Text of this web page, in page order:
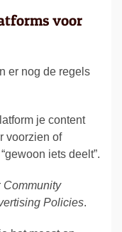
voor
er nog de regels
je content
voorzien of
iets deelt”.
Community
Policies.